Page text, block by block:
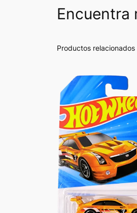
Encuentra
Productos relacionados